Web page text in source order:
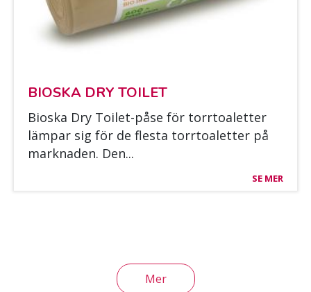
BIOS­KA DRY TOI­LET
Bios­ka Dry Toi­let-påse för torr­toa­let­ter
läm­par sig för de fles­ta torr­toa­let­ter på
mark­na­den. Den...
SE MER
Mer